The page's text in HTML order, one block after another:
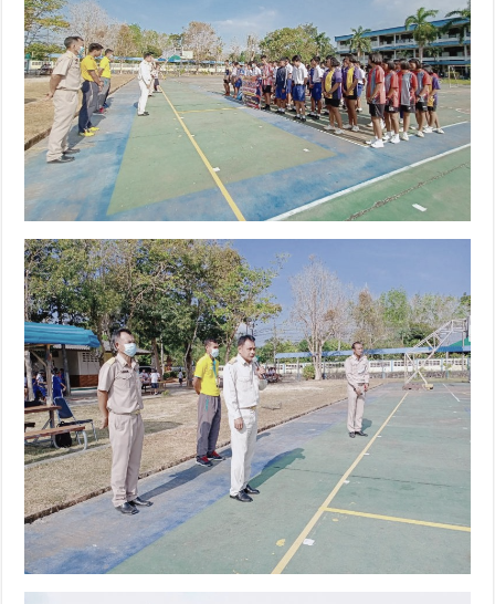
ฟุต
ซอล
ส.ร.ม.
ต้าน
ยา
เสพ
ติด
ปี
การ
ศึกษา
2563
ระหว่าง
วัน
ที่
25
กุมภาพันธ์
ถึง
4
มีนาคม
2564
ณ
โรงเรียน
สวัสดิ์
รัต